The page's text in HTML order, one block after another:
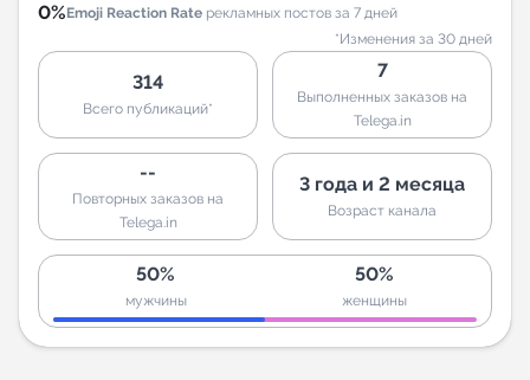
0%Emoji Reaction Rate рекламных постов за 7 дней
*Изменения за 30 дней
314
Всего публикаций*
7
Выполненных заказов на
Telega.in
--
Повторных заказов на
Telega.in
3 года и 2 месяца
Возраст канала
50%
мужчины
50%
женщины